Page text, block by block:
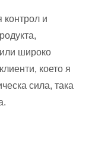
контрол и
широко
което я
сила, така